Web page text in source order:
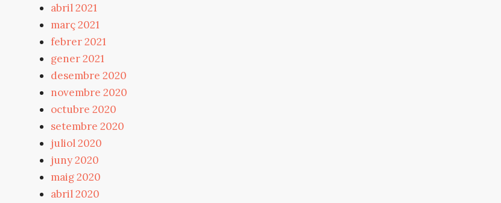
abril 2021
març 2021
febrer 2021
gener 2021
desembre 2020
novembre 2020
octubre 2020
setembre 2020
juliol 2020
juny 2020
maig 2020
abril 2020